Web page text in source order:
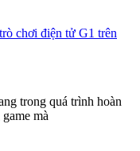
chơi điện tử G1 trên
trong quá trình hoàn
mà